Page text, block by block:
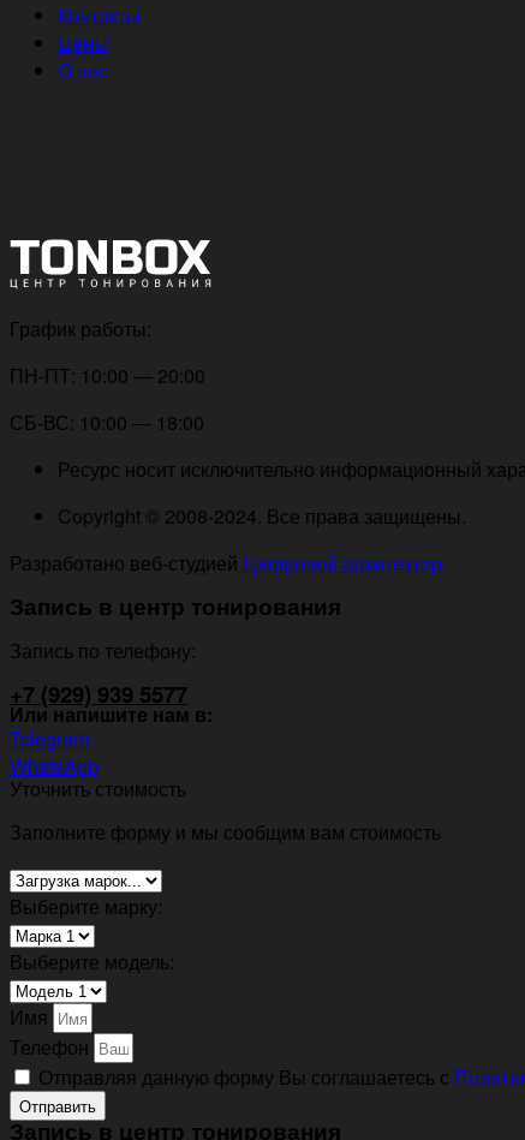
Контакты
Цены
О нас
График работы:
ПН-ПТ: 10:00 — 20:00
СБ-ВС: 10:00 — 18:00
Ресурс носит исключительно информационный
Copyright © 2008-2024. Все права защищены.
Разработано веб-студией Цифровой архитектор
Запись в центр тонирования
Запись по телефону:
+7 (929) 939 5577
Или напишите нам в:
Telegram
WhatsApp
Уточнить стоимость
Заполните форму и мы сообщим вам стоимость
Выберите марку:
Выберите модель:
Имя
Телефон
Отправляя данную форму Вы соглашаетесь с
Отправить
Запись в центр тонирования